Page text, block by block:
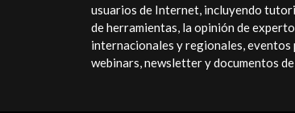
usuarios de Internet, incluyendo
de herramientas, la opinión de
internacionales y regionales, eventos
webinars, newsletter y documentos